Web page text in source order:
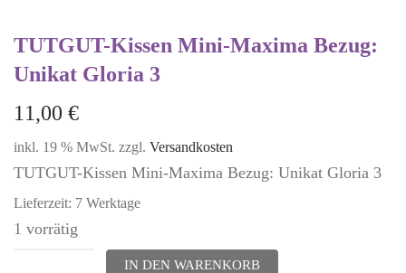
TUTGUT-Kissen Mini-Maxima Bezug:
Unikat Gloria 3
11,00 €
inkl. 19 % MwSt. zzgl. Versandkosten
TUTGUT-Kissen Mini-Maxima Bezug: Unikat Gloria 3
Lieferzeit: 7 Werktage
1 vorrätig
IN DEN WARENKORB